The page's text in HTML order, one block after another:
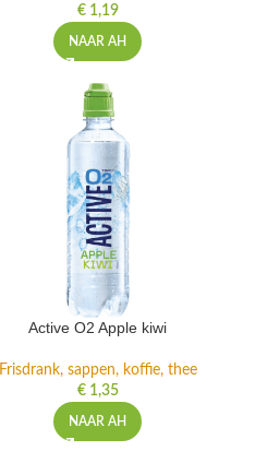
€1,19
NAAR AH
Active O2 Apple kiwi
Frisdrank, sappen, koffie, thee
€1,35
NAAR AH